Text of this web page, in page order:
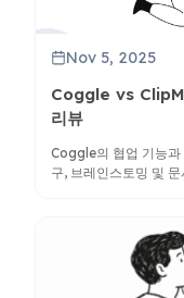
Nov 5, 2025
Coggle vs
리뷰
Coggle의 협업 기능
구, 브레인스토밍 및